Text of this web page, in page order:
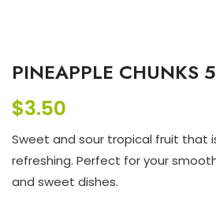
PINEAPPLE CHUNKS
$3.50
Sweet and sour tropical fruit that
refreshing. Perfect for your
and sweet dishes.